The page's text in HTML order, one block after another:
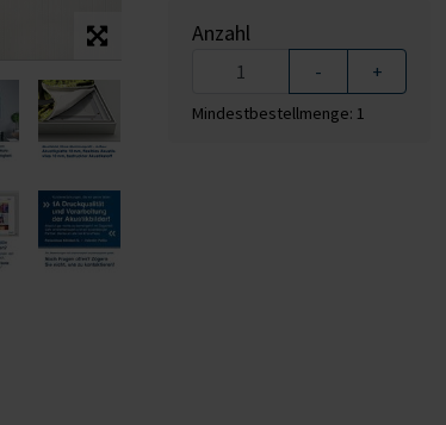
Anzahl
- +
Mindestbestellmenge: 1